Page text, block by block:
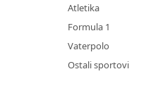
Atletika
Formula 1
Vaterpolo
Ostali sportovi